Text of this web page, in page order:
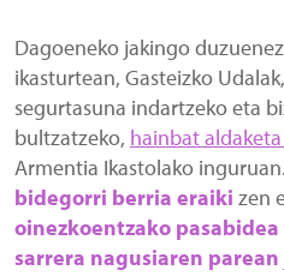
Dagoeneko jakingo
ikasturtean, Gasteizko
segurtasuna indartzeko eta
bultzatzeko, hainbat
Armentia Ikastolako
bidegorri berria eraiki zen
oinezkoentzako pasabidea
sarrera nagusiaren parean